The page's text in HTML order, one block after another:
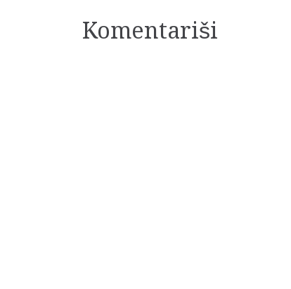
Komentariši